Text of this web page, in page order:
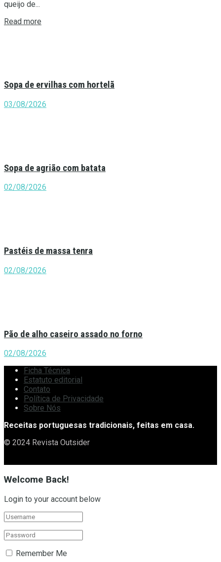
queijo de...
Read more
Sopa de ervilhas com hortelã
03/08/2026
Sopa de agrião com batata
02/08/2026
Pastéis de massa tenra
02/08/2026
Pão de alho caseiro assado no forno
02/08/2026
Ficha Técnica
Estatuto editorial
Contato
Política de Privacidade
Sobre Nós
Receitas portuguesas tradicionais, feitas em casa.
© 2024 Revista Outsider
Welcome Back!
Login to your account below
Remember Me